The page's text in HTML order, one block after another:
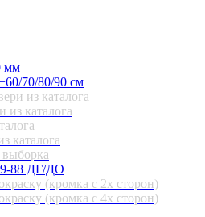
мм
70/80/90 см
из каталога
из каталога
каталога
выборка
88 ДГ/ДО
(кромка с 2х сторон)
(кромка с 4х сторон)